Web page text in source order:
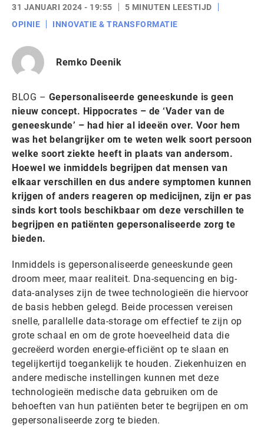
31 JANUARI 2024 - 19:55
5 MINUTEN LEESTIJD
OPINIE
INNOVATIE & TRANSFORMATIE
Remko Deenik
BLOG – Gepersonaliseerde geneeskunde is geen
nieuw concept. Hippocrates – de ‘Vader van de
geneeskunde’ – had hier al ideeën over. Voor hem
was het belangrijker om te weten welk soort persoon
welke soort ziekte heeft in plaats van andersom.
Hoewel we inmiddels begrijpen dat mensen van
elkaar verschillen en dus andere symptomen kunnen
krijgen of anders reageren op medicijnen, zijn er pas
sinds kort tools beschikbaar om deze verschillen te
begrijpen en patiënten gepersonaliseerde zorg te
bieden.
Inmiddels is gepersonaliseerde geneeskunde geen
droom meer, maar realiteit. Dna-sequencing en big-
data-analyses zijn de twee technologieën die hiervoor
de basis hebben gelegd. Beide processen vereisen
snelle, parallelle data-storage om effectief te zijn op
grote schaal en om de grote hoeveelheid data die
gecreëerd worden energie-efficiënt op te slaan en
tegelijkertijd toegankelijk te houden. Ziekenhuizen en
andere medische instellingen kunnen met deze
technologieën medische data gebruiken om de
behoeften van hun patiënten beter te begrijpen en om
gepersonaliseerde zorg te bieden.